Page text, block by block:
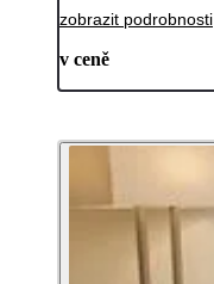
zobrazit podrobnosti
v ceně